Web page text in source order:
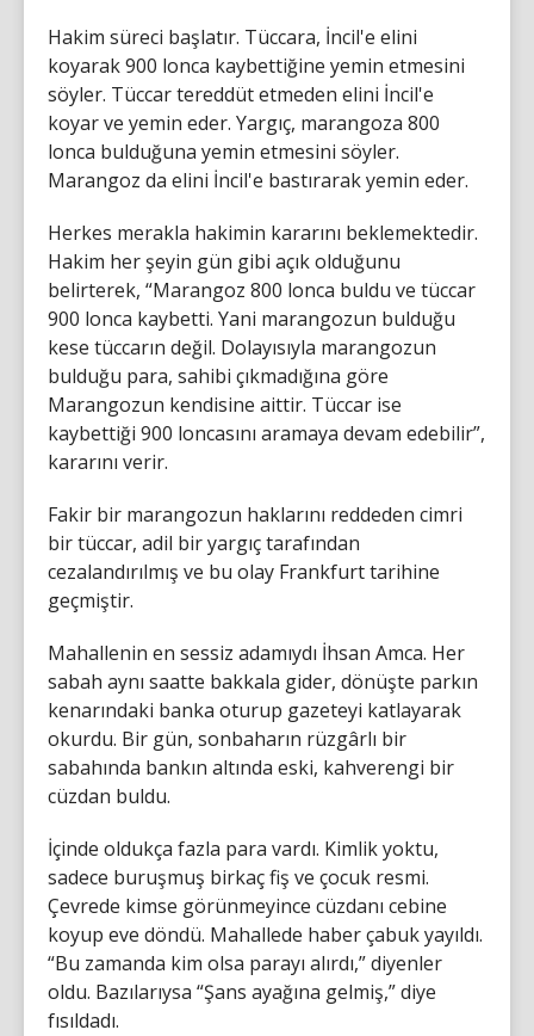
Hakim süreci başlatır. Tüccara, İncil'e elini
koyarak 900 lonca kaybettiğine yemin etmesini
söyler. Tüccar tereddüt etmeden elini İncil'e
koyar ve yemin eder. Yargıç, marangoza 800
lonca bulduğuna yemin etmesini söyler.
Marangoz da elini İncil'e bastırarak yemin eder.
Herkes merakla hakimin kararını beklemektedir.
Hakim her şeyin gün gibi açık olduğunu
belirterek, “Marangoz 800 lonca buldu ve tüccar
900 lonca kaybetti. Yani marangozun bulduğu
kese tüccarın değil. Dolayısıyla marangozun
bulduğu para, sahibi çıkmadığına göre
Marangozun kendisine aittir. Tüccar ise
kaybettiği 900 loncasını aramaya devam edebilir”,
kararını verir.
Fakir bir marangozun haklarını reddeden cimri
bir tüccar, adil bir yargıç tarafından
cezalandırılmış ve bu olay Frankfurt tarihine
geçmiştir.
Mahallenin en sessiz adamıydı İhsan Amca. Her
sabah aynı saatte bakkala gider, dönüşte parkın
kenarındaki banka oturup gazeteyi katlayarak
okurdu. Bir gün, sonbaharın rüzgârlı bir
sabahında bankın altında eski, kahverengi bir
cüzdan buldu.
İçinde oldukça fazla para vardı. Kimlik yoktu,
sadece buruşmuş birkaç fiş ve çocuk resmi.
Çevrede kimse görünmeyince cüzdanı cebine
koyup eve döndü. Mahallede haber çabuk yayıldı.
“Bu zamanda kim olsa parayı alırdı,” diyenler
oldu. Bazılarıysa “Şans ayağına gelmiş,” diye
fısıldadı.